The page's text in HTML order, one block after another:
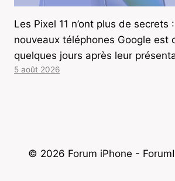
Les Pixel 11 n’ont plus de secrets
nouveaux téléphones Google est
quelques jours après leur
5 août 2026
© 2026 Forum iPhone -